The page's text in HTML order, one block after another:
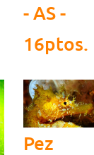
- AS -
16ptos.
Pez